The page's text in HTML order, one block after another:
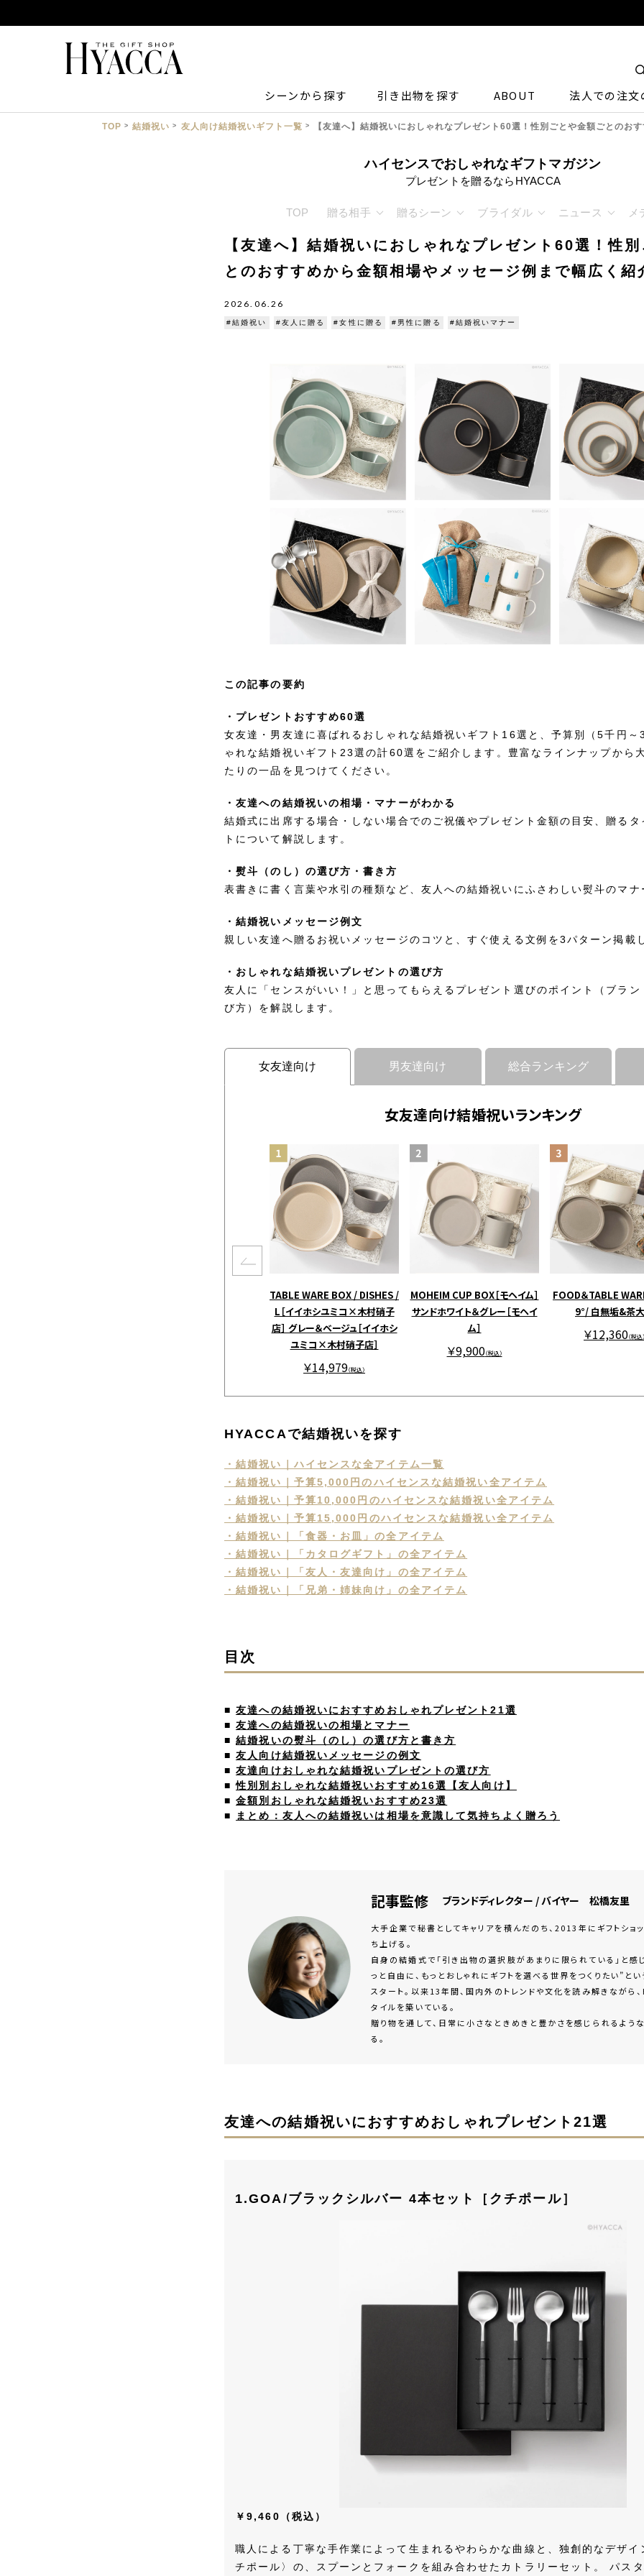
シーンから探す 引き出物を探す ABOUT 法人での注文
TOP 結婚祝い 友人向け結婚祝いギフト一覧 【友達へ】結婚祝いにおしゃれなプレゼント60選！性別ごとや金額ごとのお
ハイセンスでおしゃれなギフトマガジン
プレゼントを贈るならHYACCA
TOP 贈る相手 贈るシーン ブライダル ニュース メ
【友達へ】結婚祝いにおしゃれなプレゼント60選！性
とのおすすめから金額相場やメッセージ例まで幅広く紹
2026.06.26
#結婚祝い #友人に贈る #女性に贈る #男性に贈る #結婚祝いマナー
この記事の要約
・プレゼントおすすめ60選
女友達・男友達に喜ばれるおしゃれな結婚祝いギフト16選と、予算別（5千円～
ゃれな結婚祝いギフト23選の計60選をご紹介します。豊富なラインナップから
たりの一品を見つけてください。
・友達への結婚祝いの相場・マナーがわかる
結婚式に出席する場合・しない場合でのご祝儀やプレゼント金額の目安、贈るタ
トについて解説します。
・熨斗（のし）の選び方・書き方
表書きに書く言葉や水引の種類など、友人への結婚祝いにふさわしい熨斗のマナ
・結婚祝いメッセージ例文
親しい友達へ贈るお祝いメッセージのコツと、すぐ使える文例を3パターン掲載
・おしゃれな結婚祝いプレゼントの選び方
友人に「センスがいい！」と思ってもらえるプレゼント選びのポイント（ブラン
び方）を解説します。
女友達向け 男友達向け 総合ランキング
女友達向け結婚祝いランキング
TABLE WARE BOX / DISHES /
L［イイホシユミコ×木村硝子
店］ グレー＆ベージュ［イイホシ
ユミコ×木村硝子店］
￥14,979（税込）
MOHEIM CUP BOX［モヘイム］
サンドホワイト＆グレー［モヘイ
ム］
￥9,900（税込）
FOOD＆TABLE
9°/ 白無垢&茶
￥12,360（税込）
HYACCAで結婚祝いを探す
・結婚祝い｜ハイセンスな全アイテム一覧
・結婚祝い｜予算5,000円のハイセンスな結婚祝い全アイテム
・結婚祝い｜予算10,000円のハイセンスな結婚祝い全アイテム
・結婚祝い｜予算15,000円のハイセンスな結婚祝い全アイテム
・結婚祝い｜「食器・お皿」の全アイテム
・結婚祝い｜「カタログギフト」の全アイテム
・結婚祝い｜「友人・友達向け」の全アイテム
・結婚祝い｜「兄弟・姉妹向け」の全アイテム
目次
■友達への結婚祝いにおすすめおしゃれプレゼント21選
■友達への結婚祝いの相場とマナー
■結婚祝いの熨斗（のし）の選び方と書き方
■友人向け結婚祝いメッセージの例文
■友達向けおしゃれな結婚祝いプレゼントの選び方
■性別別おしゃれな結婚祝いおすすめ16選【友人向け】
■金額別おしゃれな結婚祝いおすすめ23選
■
まとめ：友人への結婚祝いは相場を意識して気持ちよく贈ろう
記事監修 ブランドディレクター / バイヤー 松橋友里
大手企業で秘書としてキャリアを積んだのち、2013年にギフトショ
ち上げる。
自身の結婚式で「引き出物の選択肢があまりに限られている」と感
っと自由に、もっとおしゃれにギフトを選べる世界をつくりたい”と
スタート。以来13年間、国内外のトレンドや文化を読み解きながら
タイルを築いている。
贈り物を通して、日常に小さなときめきと豊かさを感じられるよう
る。
友達への結婚祝いにおすすめおしゃれプレゼント21選
1.GOA/ブラックシルバー 4本セット［クチポール］
￥9,460（税込）
職人による丁寧な手作業によって生まれるやわらかな曲線と、独創的なデザイ
チポール〉の、スプーンとフォークを組み合わせたカトラリーセット。 パス